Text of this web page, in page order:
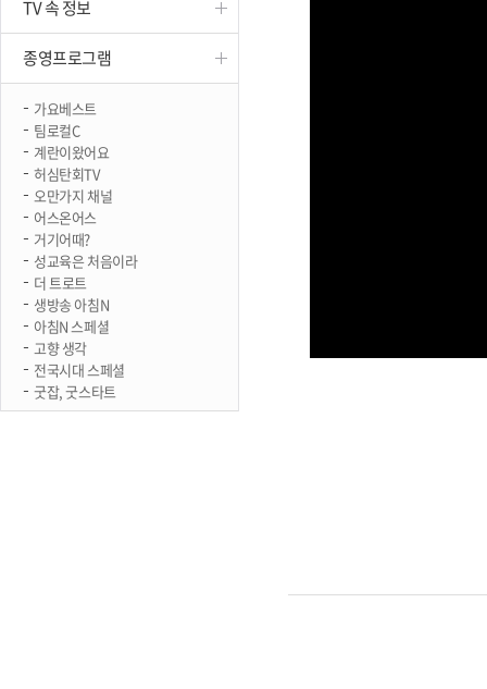
TV 속 정보
종영프로그램
가요베스트
팀로컬C
계란이왔어요
허심탄회TV
오만가지 채널
어스온어스
거기어때?
성교육은 처음이라
더 트로트
생방송 아침N
아침N 스페셜
고향 생각
전국시대 스페셜
굿잡, 굿스타트